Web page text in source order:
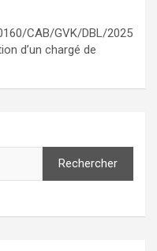
CAB/GVK/DBL/2025
d’un chargé de
Rechercher